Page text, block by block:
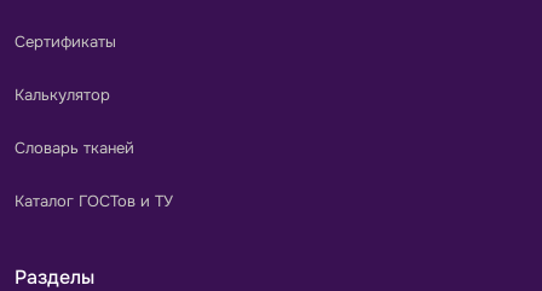
Сертификаты
Калькулятор
Словарь тканей
Каталог ГОСТов и ТУ
Разделы